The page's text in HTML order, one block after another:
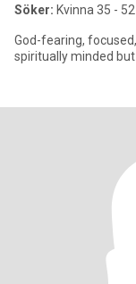
Söker: Kvinna 35 - 52
God-fearing,
spiritually minded